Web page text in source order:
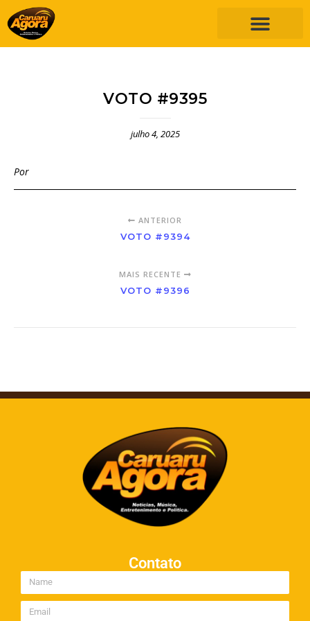
VOTO #9395
julho 4, 2025
Por
ANTERIOR
VOTO #9394
MAIS RECENTE
VOTO #9396
Contato